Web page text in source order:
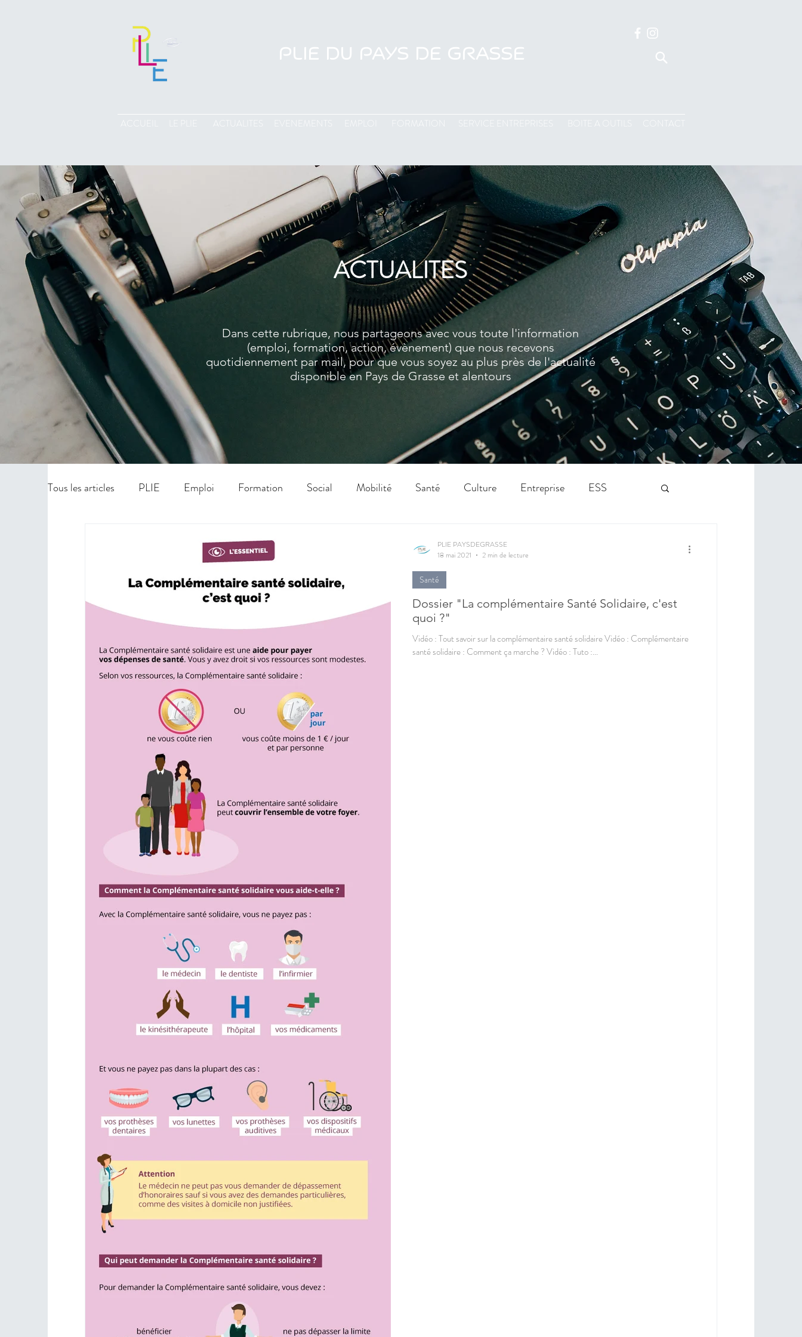
PLIE DU PAYS DE GRASSE
ACTUALITES EVENEMENTS FORMATION SERVICE ENTREPRISES BOITE A OUTILS CONTACT
ACTUALITES
Dans cette rubrique, nous partageons avec vous toute l'information
(emploi, formation, action, évènement) que nous recevons
quotidiennement par mail, pour que vous soyez au plus près de l'actualité
disponible en Pays de Grasse et alentours
Tous les articles PLIE Emploi Formation Social Mobilité Santé Culture Entreprise ESS
Dossier "La complémentaire Santé Solidaire, c'est
quoi ?"
Vidéo : Tout savoir sur la complémentaire santé solidaire Vidéo : Complémentaire
santé solidaire : Comment ça marche ? Vidéo : Tuto :...
Santé
PLIE PAYSDEGRASSE
18 mai 2021
2 min de lecture